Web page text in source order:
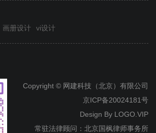
画册设计 vi设计
Copyright © 网建科技（北京）有限公司
京ICP备20024181号
Design By LOGO.VIP
常驻法律顾问：北京国枫律师事务所